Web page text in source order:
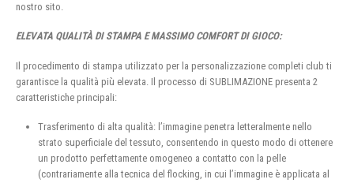
nostro sito.
ELEVATA QUALITÀ DI STAMPA E MASSIMO COMFORT DI GIOCO:
Il procedimento di stampa utilizzato per la personalizzazione completi club ti
garantisce la qualità più elevata. Il processo di SUBLIMAZIONE presenta 2
caratteristiche principali:
Trasferimento di alta qualità: l’immagine penetra letteralmente nello
strato superficiale del tessuto, consentendo in questo modo di ottenere
un prodotto perfettamente omogeneo a contatto con la pelle
(contrariamente alla tecnica del flocking, in cui l’immagine è applicata al